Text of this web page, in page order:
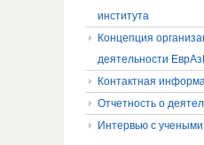
института
Концепция
деятельности
Контактная
Отчетность о
Интервью с